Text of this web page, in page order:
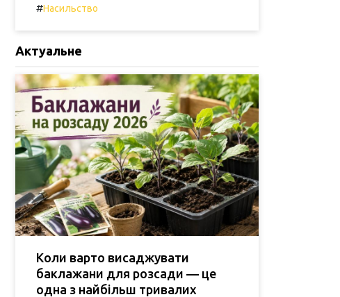
#Насильство
Актуальне
Коли варто висаджувати
баклажани для розсади — це
одна з найбільш тривалих